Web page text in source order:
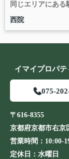
同じエリアにある
西院
イマイプロパ
075-
〒616-8355
京都府京都市右京
営業時間： 10:00-
定休日： 水曜日